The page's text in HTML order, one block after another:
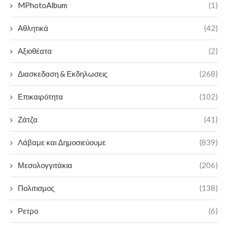
MPhotoAlbum (1)
Αθλητικά (42)
Αξιοθέατα (2)
Διασκεδαση & Εκδηλωσεις (268)
Επικαιρότητα (102)
Ζάτζα (41)
Λάβαμε και Δημοσιεύουμε (839)
Μεσολογγιτάκια (206)
Πολιτισμος (138)
Ρετρο (6)